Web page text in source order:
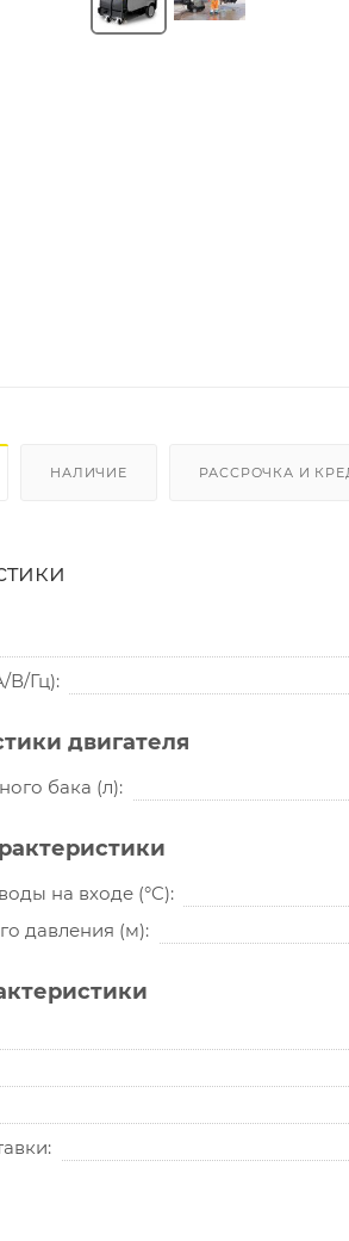
НАЛИЧИЕ РАССРОЧКА И
В/Гц)
двигателя
бака (л)
на входе (°C)
давления (м)